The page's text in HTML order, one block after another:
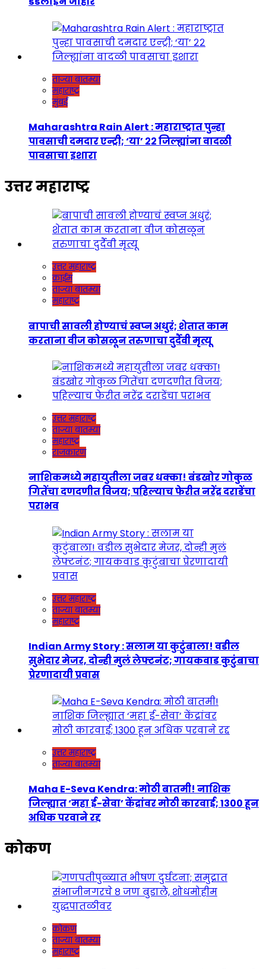
ताज्या बातम्या
महाराष्ट्र
मुंबई
Maharashtra Rain Alert : महाराष्ट्रात पुन्हा
पावसाची दमदार एन्ट्री; ‘या’ २२ जिल्ह्यांना वादळी
पावसाचा इशारा
उत्तर महाराष्ट्र
उत्तर महाराष्ट्र
क्राईम
ताज्या बातम्या
महाराष्ट्र
बापाची सावली होण्याचं स्वप्न अधुरं; शेतात काम
करताना वीज कोसळून तरुणाचा दुर्दैवी मृत्यू
उत्तर महाराष्ट्र
ताज्या बातम्या
महाराष्ट्र
राजकारण
नाशिकमध्ये महायुतीला जबर धक्का! बंडखोर गोकुळ
गितेंचा दणदणीत विजय; पहिल्याच फेरीत नरेंद्र दराडेंचा
पराभव
उत्तर महाराष्ट्र
ताज्या बातम्या
महाराष्ट्र
Indian Army Story : सलाम या कुटुंबाला! वडील
सुभेदार मेजर, दोन्ही मुलं लेफ्टनंट; गायकवाड कुटुंबाचा
प्रेरणादायी प्रवास
उत्तर महाराष्ट्र
ताज्या बातम्या
Maha E-Seva Kendra: मोठी बातमी! नाशिक
जिल्ह्यात ‘महा ई-सेवा’ केंद्रांवर मोठी कारवाई; 1300 हून
अधिक परवाने रद्द
कोकण
कोकण
ताज्या बातम्या
महाराष्ट्र